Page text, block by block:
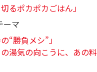
るポカポカごはん」
ーマ
“勝負メシ”」
の湯気の向こうに、あの料